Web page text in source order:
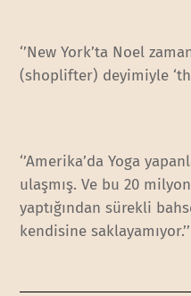
‘’New York’ta Noel
(shoplifter) deyimiyle
‘’Amerika’da Yoga
ulaşmış. Ve bu 20
yaptığından sürekli
kendisine